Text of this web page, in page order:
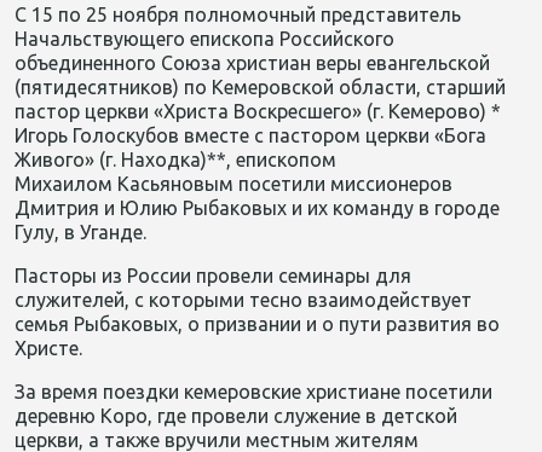
С 15 по 25 ноября полномочный представитель
Начальствующего епископа Российского
объединенного Союза христиан веры евангельской
(пятидесятников) по Кемеровской области, старший
пастор церкви «Христа Воскресшего» (г. Кемерово) *
Игорь Голоскубов вместе с пастором церкви «Бога
Живого» (г. Находка)**, епископом
Михаилом Касьяновым посетили миссионеров
Дмитрия и Юлию Рыбаковых и их команду в городе
Гулу, в Уганде.
Пасторы из России провели семинары для
служителей, с которыми тесно взаимодействует
семья Рыбаковых, о призвании и о пути развития во
Христе.
За время поездки кемеровские христиане посетили
деревню Коро, где провели служение в детской
церкви, а также вручили местным жителям